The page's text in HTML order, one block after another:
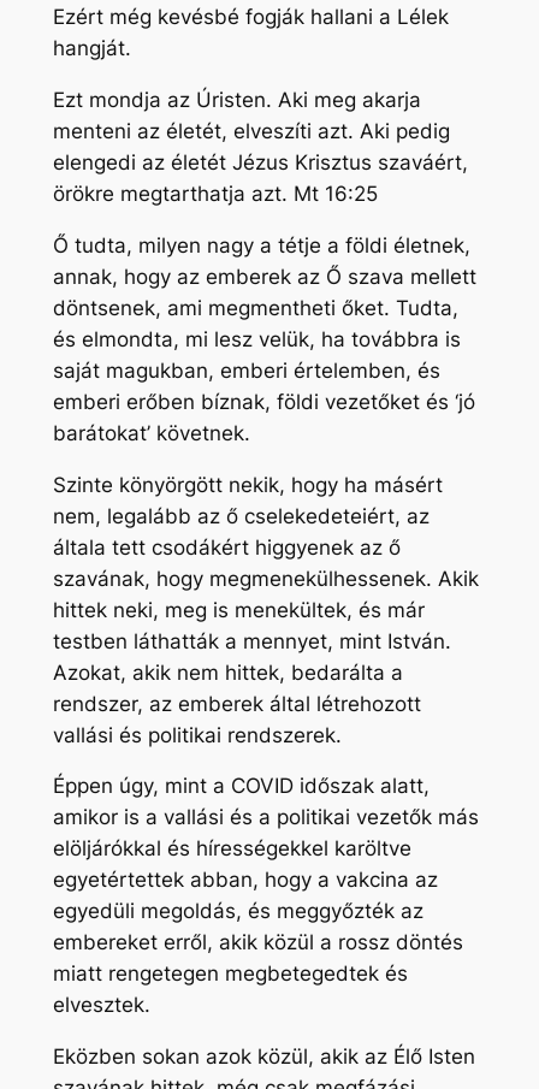
Ezért még kevésbé fogják hallani a Lélek
hangját.
Ezt mondja az Úristen. Aki meg akarja
menteni az életét, elveszíti azt. Aki pedig
elengedi az életét Jézus Krisztus szaváért,
örökre megtarthatja azt. Mt 16:25
Ő tudta, milyen nagy a tétje a földi életnek,
annak, hogy az emberek az Ő szava mellett
döntsenek, ami megmentheti őket. Tudta,
és elmondta, mi lesz velük, ha továbbra is
saját magukban, emberi értelemben, és
emberi erőben bíznak, földi vezetőket és ‘jó
barátokat’ követnek.
Szinte könyörgött nekik, hogy ha másért
nem, legalább az ő cselekedeteiért, az
általa tett csodákért higgyenek az ő
szavának, hogy megmenekülhessenek. Akik
hittek neki, meg is menekültek, és már
testben láthatták a mennyet, mint István.
Azokat, akik nem hittek, bedarálta a
rendszer, az emberek által létrehozott
vallási és politikai rendszerek.
Éppen úgy, mint a COVID időszak alatt,
amikor is a vallási és a politikai vezetők más
elöljárókkal és hírességekkel karöltve
egyetértettek abban, hogy a vakcina az
egyedüli megoldás, és meggyőzték az
embereket erről, akik közül a rossz döntés
miatt rengetegen megbetegedtek és
elvesztek.
Eközben sokan azok közül, akik az Élő Isten